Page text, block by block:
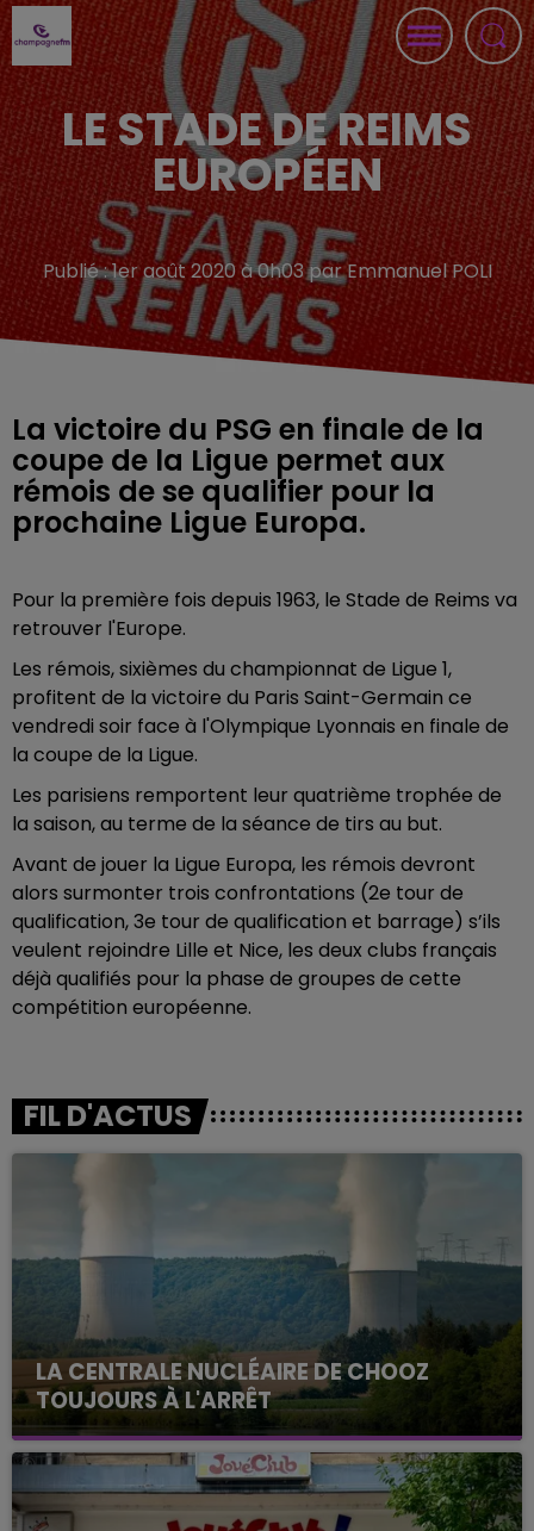
LE STADE DE REIMS
EUROPÉEN
Publié : 1er août 2020 à 0h03 par Emmanuel POLI
La victoire du PSG en finale de la
coupe de la Ligue permet aux
rémois de se qualifier pour la
prochaine Ligue Europa.
Pour la première fois depuis 1963, le Stade de Reims va
retrouver l'Europe.
Les rémois, sixièmes du championnat de Ligue 1,
profitent de la victoire du Paris Saint-Germain ce
vendredi soir face à l'Olympique Lyonnais en finale de
la coupe de la Ligue.
Les parisiens remportent leur quatrième trophée de
la saison, au terme de la séance de tirs au but.
Avant de jouer la Ligue Europa, les rémois devront
alors surmonter trois confrontations (2e tour de
qualification, 3e tour de qualification et barrage) s’ils
veulent rejoindre Lille et Nice, les deux clubs français
déjà qualifiés pour la phase de groupes de cette
compétition européenne.
FIL D'ACTUS
LA CENTRALE NUCLÉAIRE DE CHOOZ
TOUJOURS À L'ARRÊT
Cela fait déjà une semaine que la centrale
nucléaire ardennaise est à l'arrêt. Une situation
justifiée par la sécheresse intense qui est toujours
présente.